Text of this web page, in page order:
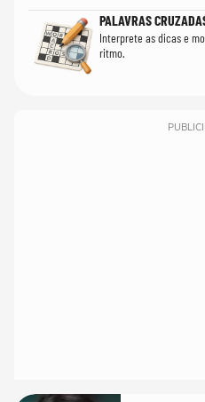
PALAVRAS
Interprete as dicas e
ritmo.